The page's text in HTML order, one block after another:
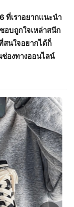
ที่เราอยากแนะนำ
อบถูกใจเหล่าสนีก
สนใจอยากได้ก็
องทางออนไลน์